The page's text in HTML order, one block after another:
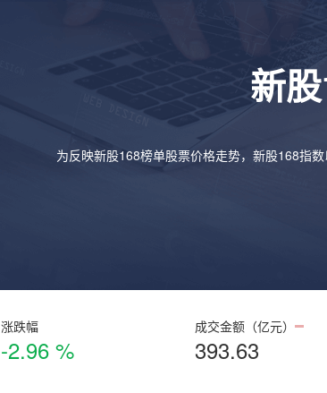
新
为反映新股168榜单股票价格走势，新股168指
涨跌幅
-2.96 %
成交金额（亿元）
393.63